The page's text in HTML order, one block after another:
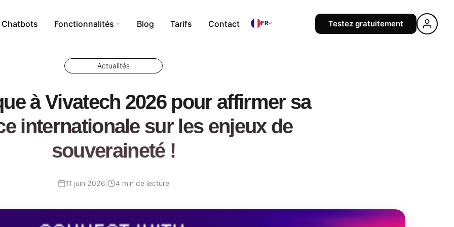
Calculs Tokens
Chatbots Fonctionnalités
Addon WordPress
Création de nouvelles bases
Création d’assistants
Blog Tarifs Contact FR Testez gratuitement
Actualités
à Vivatech 2026 pour affirmer sa
internationale sur les enjeux de
souveraineté !
11 juin 2026
11
2026
4 min de lecture